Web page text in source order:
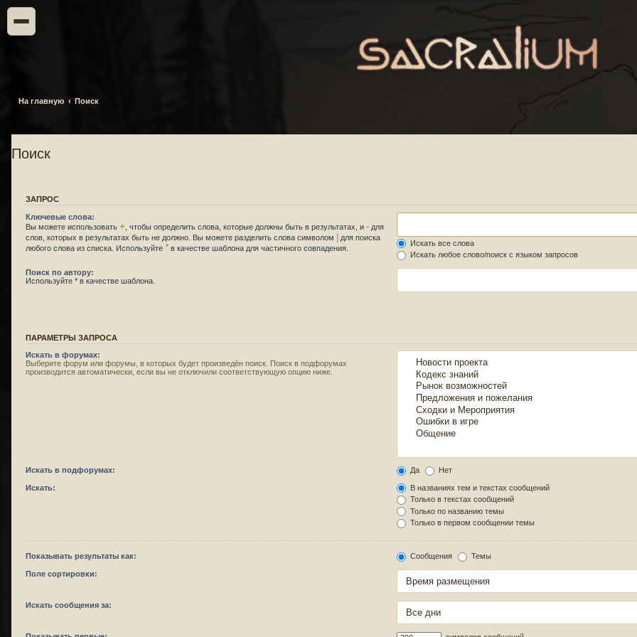
На главную Поиск
Поиск
ЗАПРОС
Ключевые слова:
Вы можете использовать + , чтобы определить слова, которые должны быть в результатах, и - для
слов, которых в результатах быть не должно. Вы можете разделить слова символом | для поиска
любого слова из списка. Используйте *в качестве шаблона для частичного совпадения.
Искать все слова
Искать любое слово/поиск с языком запросов
Поиск по автору:
Используйте * в качестве шаблона.
ПАРАМЕТРЫ ЗАПРОСА
Искать в форумах:
Выберите форум или форумы, в которых будет произведён поиск. Поиск в подфорумах
производится автоматически, если вы не отключили соответствующую опцию ниже.
Искать в подфорумах: Да Нет
Искать:
В названиях тем и текстах сообщений
Только в текстах сообщений
Только по названию темы
Только в первом сообщении темы
Показывать результаты как: Сообщения Темы
Поле сортировки:
Искать сообщения за: